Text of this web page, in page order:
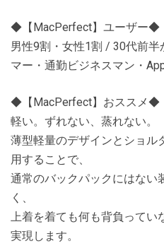
◆【MacPerfect】ユーザー◆
男性9割・女性1割 / 30代前
マー・通勤ビジネスマン・
◆【MacPerfect】おススメ◆
軽い。ずれない、蒸れない。
薄型軽量のデザインとショル
用することで、
通常のバックパックにはない
く、
上着を着ても何も背負ってい
実現します。